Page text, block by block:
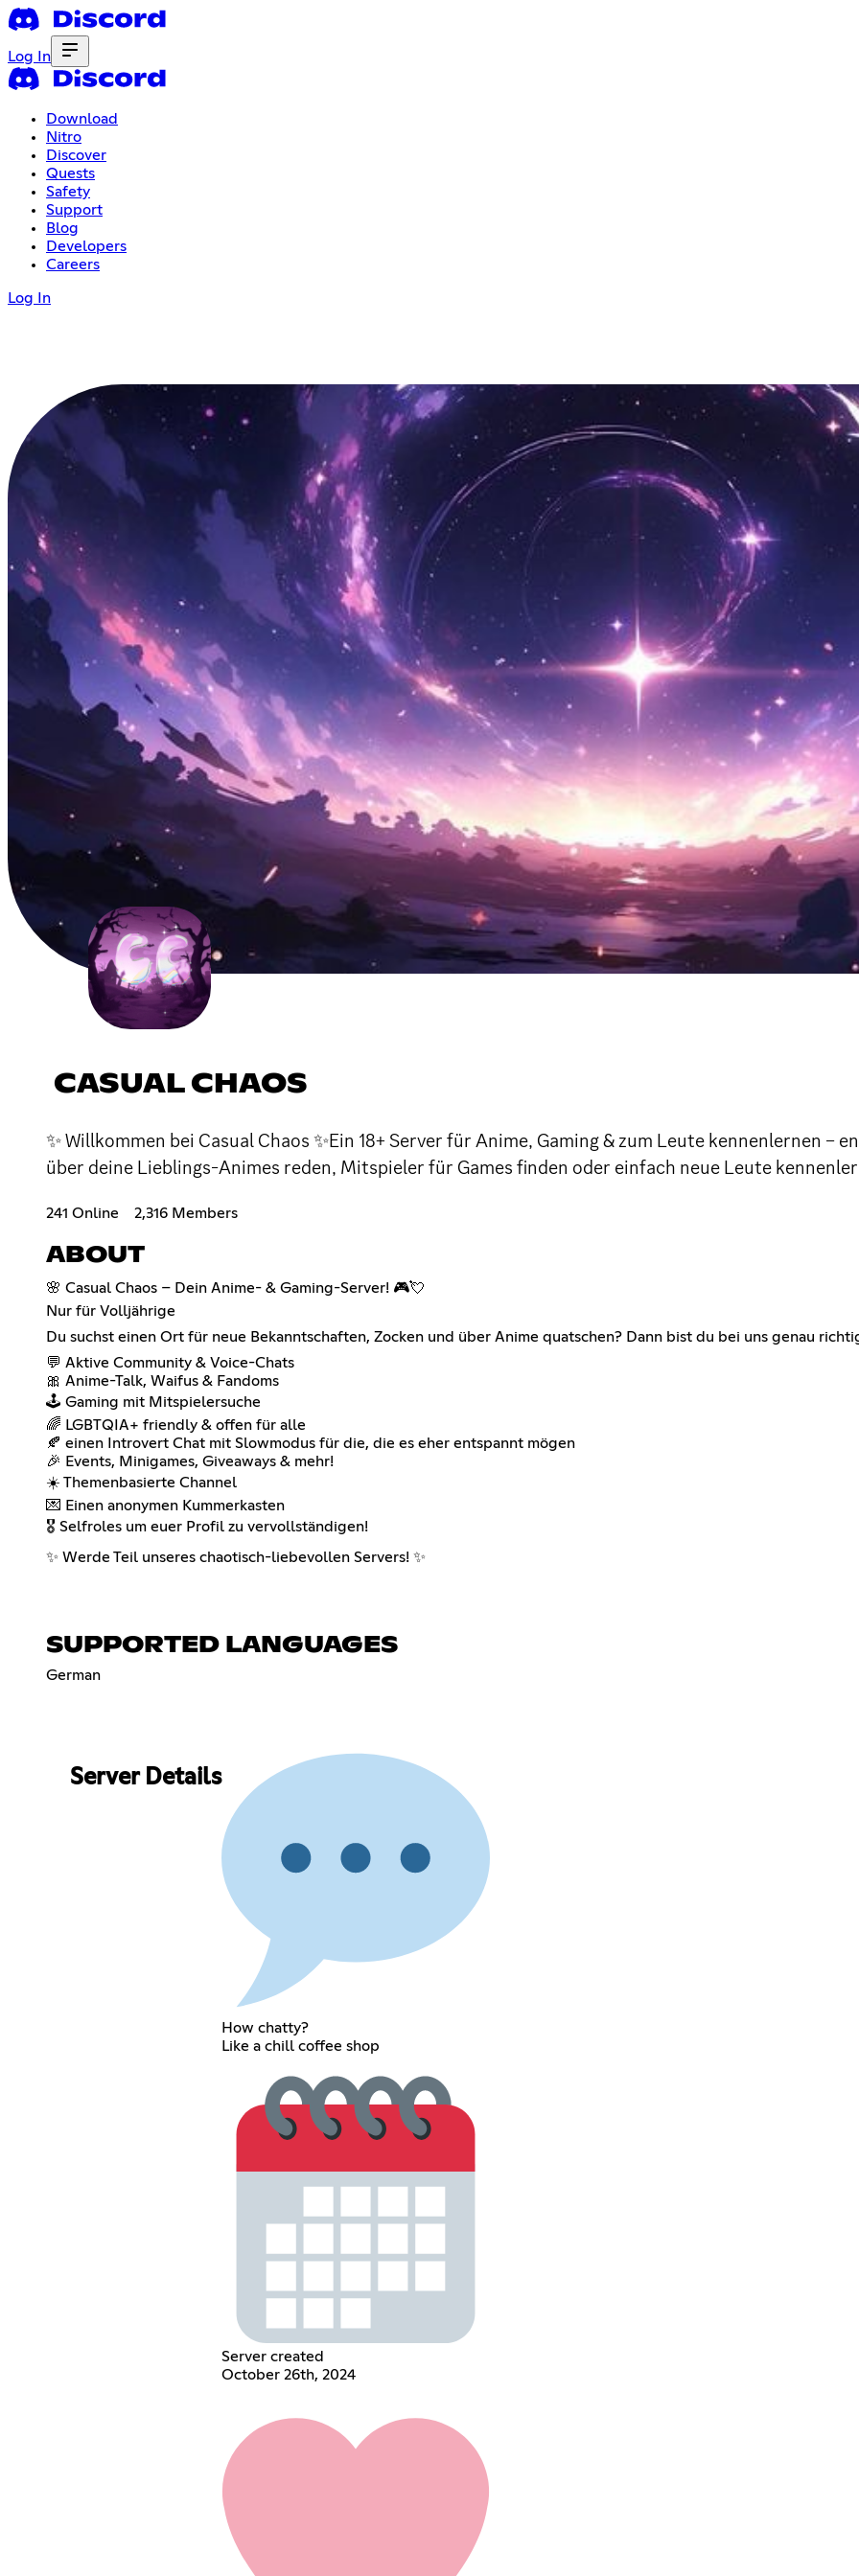
Log In
Download
Nitro
Discover
Quests
Safety
Support
Blog
Developers
Careers
Log In
CASUAL CHAOS
✨ Willkommen bei Casual Chaos ✨Ein 18+ Server für Anime, Gaming & zum Leute kennenlernen –
über deine Lieblings-Animes reden, Mitspieler für Games finden oder einfach neue Leute
241 Online 2,316 Members
ABOUT
🌸 Casual Chaos – Dein Anime- & Gaming-Server! 🎮💘
Nur für Volljährige
Du suchst einen Ort für neue Bekanntschaften, Zocken und über Anime quatschen? Dann bist du bei uns genau
💬 Aktive Community & Voice-Chats
🎀 Anime-Talk, Waifus & Fandoms
🕹️ Gaming mit Mitspielersuche
🌈 LGBTQIA+ friendly & offen für alle
🍂 einen Introvert Chat mit Slowmodus für die, die es eher entspannt mögen
🎉 Events, Minigames, Giveaways & mehr!
☀️ Themenbasierte Channel
💌 Einen anonymen Kummerkasten
🎖️ Selfroles um euer Profil zu vervollständigen!
✨ Werde Teil unseres chaotisch-liebevollen Servers! ✨
SUPPORTED LANGUAGES
German
Server Details
How chatty?
Like a chill coffee shop
Server created
October 26th, 2024